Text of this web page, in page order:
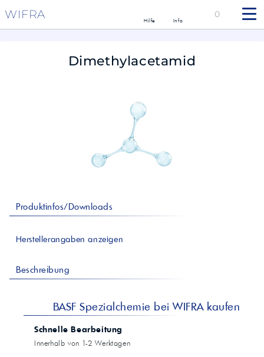
WIFRA Hilfe Info
0
Dimethylacetamid
Produktinfos/Downloads
Herstellerangaben anzeigen
Beschreibung
BASF Spezialchemie bei WIFRA kaufen
Schnelle Bearbeitung
Innerhalb von 1-2 Werktagen